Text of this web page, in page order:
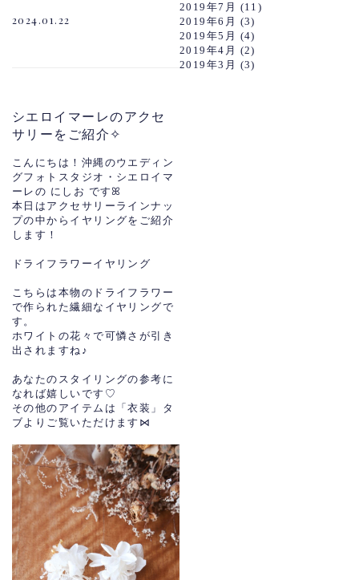
2024.01.22
シエロイマーレのアクセ
サリーをご紹介✧
こんにちは！沖縄のウエディン
グフォトスタジオ・シエロイマ
ーレの にしお ですꕤ
本日はアクセサリーラインナッ
プの中からイヤリングをご紹介
します！
ドライフラワーイヤリング
こちらは本物のドライフラワー
で作られた繊細なイヤリングで
す。
ホワイトの花々で可憐さが引き
出されますね♪
あなたのスタイリングの参考に
なれば嬉しいです♡
その他のアイテムは「衣装」タ
ブよりご覧いただけます⋈
2019年7月 (11)
2019年6月 (3)
2019年5月 (4)
2019年4月 (2)
2019年3月 (3)